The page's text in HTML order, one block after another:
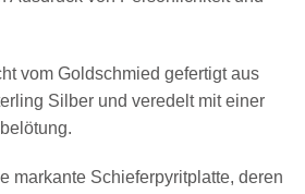
vom Goldschmied gefertigt aus
Silber und veredelt mit einer
markante Schieferpyritplatte, deren